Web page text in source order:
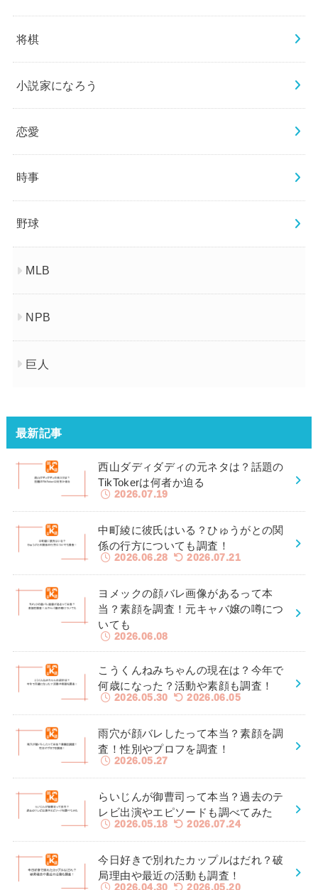
将棋
小説家になろう
恋愛
時事
野球
MLB
NPB
巨人
最新記事
西山ダディダディの元ネタは？話題の
TikTokerは何者か迫る
2026.07.19
中町綾に彼氏はいる？ひゅうがとの関
係の行方についても調査！
2026.06.28 2026.07.21
ヨメックの顔バレ画像があるって本
当？素顔を調査！元キャバ嬢の噂につ
いても
2026.06.08
こうくんねみちゃんの現在は？今年で
何歳になった？活動や素顔も調査！
2026.05.30 2026.06.05
雨穴が顔バレしたって本当？素顔を調
査！性別やプロフを調査！
2026.05.27
らいじんが御曹司って本当？過去のテ
レビ出演やエピソードも調べてみた
2026.05.18 2026.07.24
今日好きで別れたカップルはだれ？破
局理由や最近の活動も調査！
2026.04.30 2026.05.20